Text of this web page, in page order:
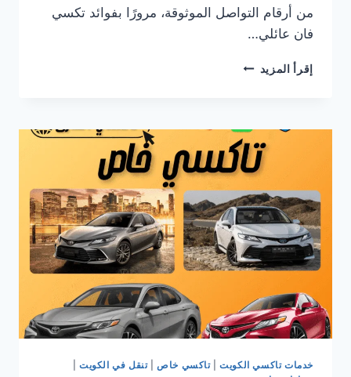
من أرقام التواصل الموثوقة، مرورًا بفوائد تكسي
فان عائلي…
إقرأ المزيد رقم
في
الكويت:
دليل
شامل
للنقل
الآمن
والمريح
مع
تاكسي
علامة
الطارق
خدمات تاكسي الكويت|تاكسي خاص |تنقل في الكويت